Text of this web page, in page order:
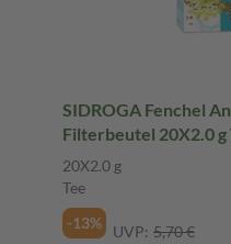
SIDROGA Fenchel
Filterbeutel 20X2.0 g
20X2.0 g
Tee
-13%
UVP: 5,70 €